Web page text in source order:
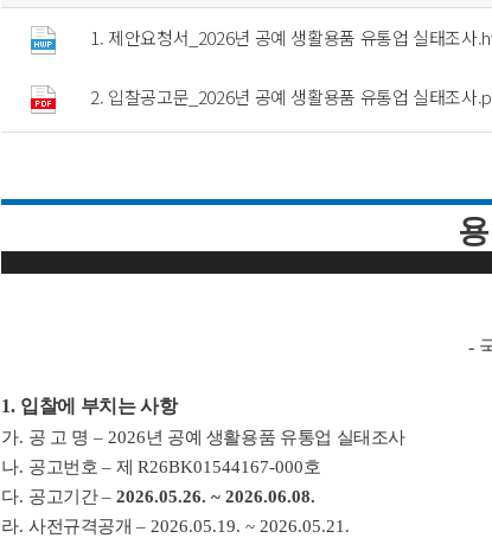
1. 제안요청서_2026년 공예 생활용품 유통업 실태조사
2. 입찰공고문_2026년 공예 생활용품 유통업 실태조사
-
1. 입찰에 부치는 사항
가. 공 고 명 – 2026년 공예 생활용품 유통업 실태조사
나. 공고번호–제R26BK01544167-000호
다. 공고기간–2026.05.26. ~ 2026.06.08.
라. 사전규격공개–2026.05.19. ~ 2026.05.21.